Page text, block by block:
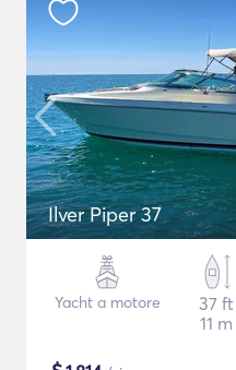
Ilver Piper 37
Yacht a motore
37 ft
11 m